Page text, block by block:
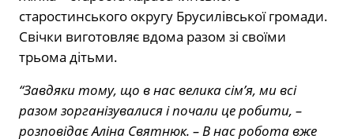
старостинського округу Брусилівської громади.
Свічки виготовляє вдома разом зі своїми
трьома дітьми.
“Завдяки тому, що в нас велика сім’я, ми всі
разом зорганізувалися і почали це робити, –
розповідає Аліна Святнюк. – В нас робота вже